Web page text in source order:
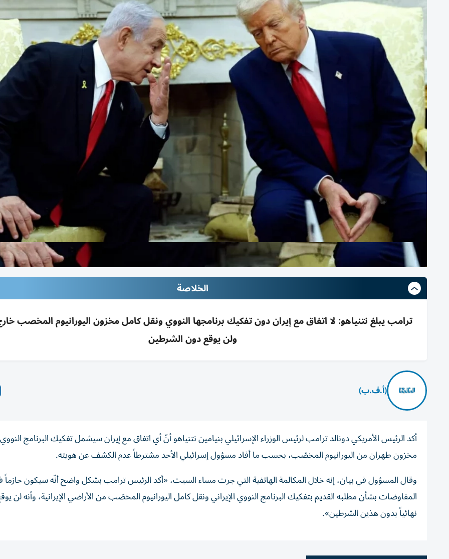
الخلاصة
ترامب يبلغ نتنياهو: لا اتفاق مع إيران دون تفكيك برنامجها النووي ونقل كامل مخزون اليورانيوم المخصب
ولن يوقع دون الشرطين
(أ.ف.ب)
أكد الرئيس الأمريكي دونالد ترامب لرئيس الوزراء الإسرائيلي بنيامين نتنياهو أنّ أي اتفاق مع إيران سيشمل تفكيك البرنامج
مخزون طهران من اليورانيوم المخصّب، بحسب ما أفاد مسؤول إسرائيلي الأحد مشترطاً عدم الكشف عن هويته.
وقال المسؤول في بيان، إنه خلال المكالمة الهاتفية التي جرت مساء السبت، «أكد الرئيس ترامب بشكل واضح أنّه سيكون
المفاوضات بشأن مطلبه القديم بتفكيك البرنامج النووي الإيراني ونقل كامل اليورانيوم المخصّب من الأراضي الإيرانية، وأنه لن
نهائياً بدون هذين الشرطين».